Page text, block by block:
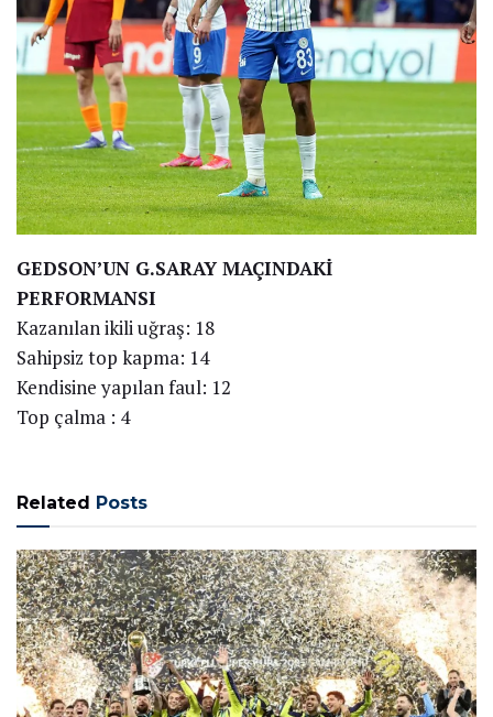
GEDSON’UN G.SARAY MAÇINDAKİ
PERFORMANSI
Kazanılan ikili uğraş: 18
Sahipsiz top kapma: 14
Kendisine yapılan faul: 12
Top çalma : 4
Related Posts